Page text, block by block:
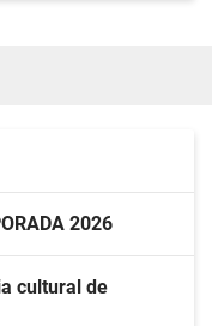
2026
cultural de